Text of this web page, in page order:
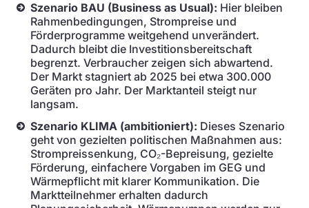
Szenario BAU (Business as Usual): Hier bleiben
Rahmenbedingungen, Strompreise und
Förderprogramme weitgehend unverändert.
Dadurch bleibt die Investitionsbereitschaft
begrenzt. Verbraucher zeigen sich abwartend.
Der Markt stagniert ab 2025 bei etwa 300.000
Geräten pro Jahr. Der Marktanteil steigt nur
langsam.
Szenario KLIMA (ambitioniert): Dieses Szenario
geht von gezielten politischen Maßnahmen aus:
Strompreissenkung, CO₂-Bepreisung, gezielte
Förderung, einfachere Vorgaben im GEG und
Wärmepflicht mit klarer Kommunikation. Die
Marktteilnehmer erhalten dadurch